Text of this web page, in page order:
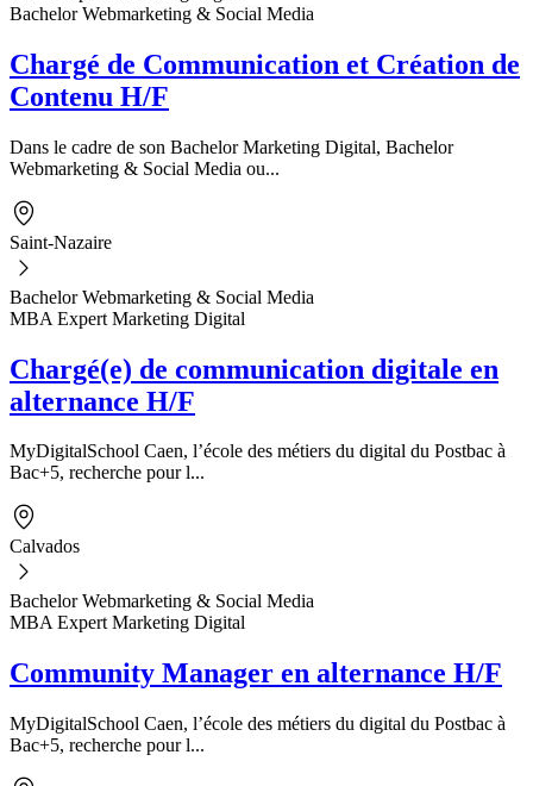
Bachelor Webmarketing & Social Media
Chargé de Communication et Création de
Contenu H/F
Dans le cadre de son Bachelor Marketing Digital, Bachelor
Webmarketing & Social Media ou...
Saint-Nazaire
Bachelor Webmarketing & Social Media
MBA Expert Marketing Digital
Chargé(e) de communication digitale en
alternance H/F
MyDigitalSchool Caen, l’école des métiers du digital du Postbac à
Bac+5, recherche pour l...
Calvados
Bachelor Webmarketing & Social Media
MBA Expert Marketing Digital
Community Manager en alternance H/F
MyDigitalSchool Caen, l’école des métiers du digital du Postbac à
Bac+5, recherche pour l...